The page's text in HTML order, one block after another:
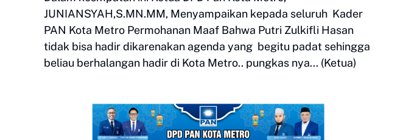
JUNIANSYAH,S.MN.MM, Menyampaikan kepada seluruh Kader
PAN Kota Metro Permohanan Maaf Bahwa Putri Zulkifli Hasan
tidak bisa hadir dikarenakan agenda yang begitu padat sehingga
beliau berhalangan hadir di Kota Metro.. pungkas nya... (Ketua)